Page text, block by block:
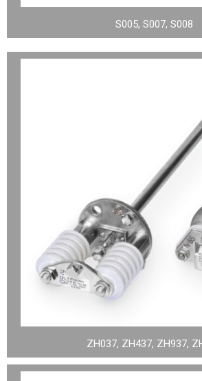
S005, S007, S008
ZH037, ZH437, ZH937,